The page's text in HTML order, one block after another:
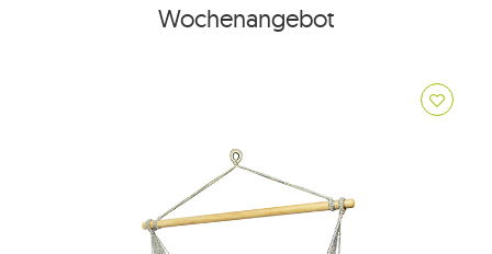
Wochenangebot